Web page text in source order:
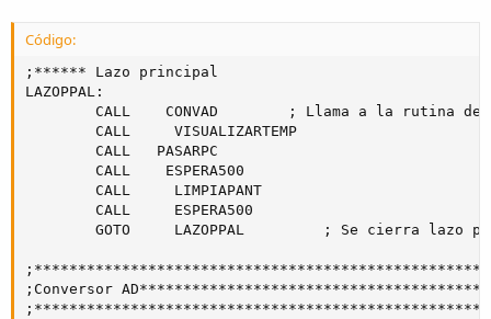
Código:
;****** Lazo principal
LAZOPPAL:
CALL    CONVAD        ; Llama a la rutina de
        CALL     VISUALIZARTEMP
        CALL   PASARPC
        CALL    ESPERA500
        CALL     LIMPIAPANT
        CALL     ESPERA500
GOTO     LAZOPPAL         ; Se cierra lazo
;****************************************************
;Conversor AD****************************************
;****************************************************